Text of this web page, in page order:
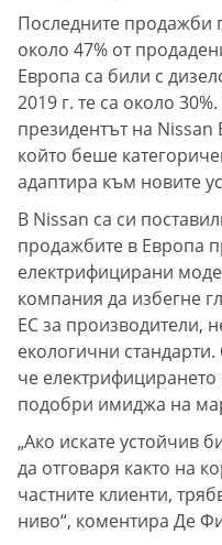
Последните продажби
около 47% от
Европа са били с
2019 г. те са около
президентът на
който беше
адаптира към новите
В Nissan са си
продажбите в Европа
електрифицирани
компания да избегне
ЕС за производители,
екологични
че
подобри имиджа на
„Ако искате устойчив
да отговаря както на
частните клиенти,
ниво“, коментира Де